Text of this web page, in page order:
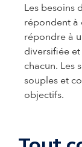
Les besoins
répondent à
répondre à
diversifiée
chacun. Les
souples et
objectifs.